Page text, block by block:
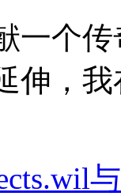
一个
伸，